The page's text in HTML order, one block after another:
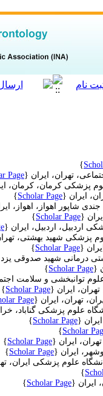
}
تهران، ایران {
Page
پزشکی کرمان، کرمان،
ایران {
Scholar Page
}
شاپور اهواز، اهواز،
{
Scholar Page
}
اردبیل، اردبیل، ایران {
پزشکی شهید بهشتی،
{
Scholar Page
}
درمانی شهید صدوقی یزد،
{
Scholar Page
}
توانبخشی و سلامت
ایران {
Scholar Page
}
تهران، ایران {
Page
علوم پزشکی گناباد،
{
Scholar Page
}
Scholar
}
ایران {
Scholar Page
}
ایران {
Scholar Page
}
علوم پزشکی ایران،
}
ایران {
Scholar Page
}